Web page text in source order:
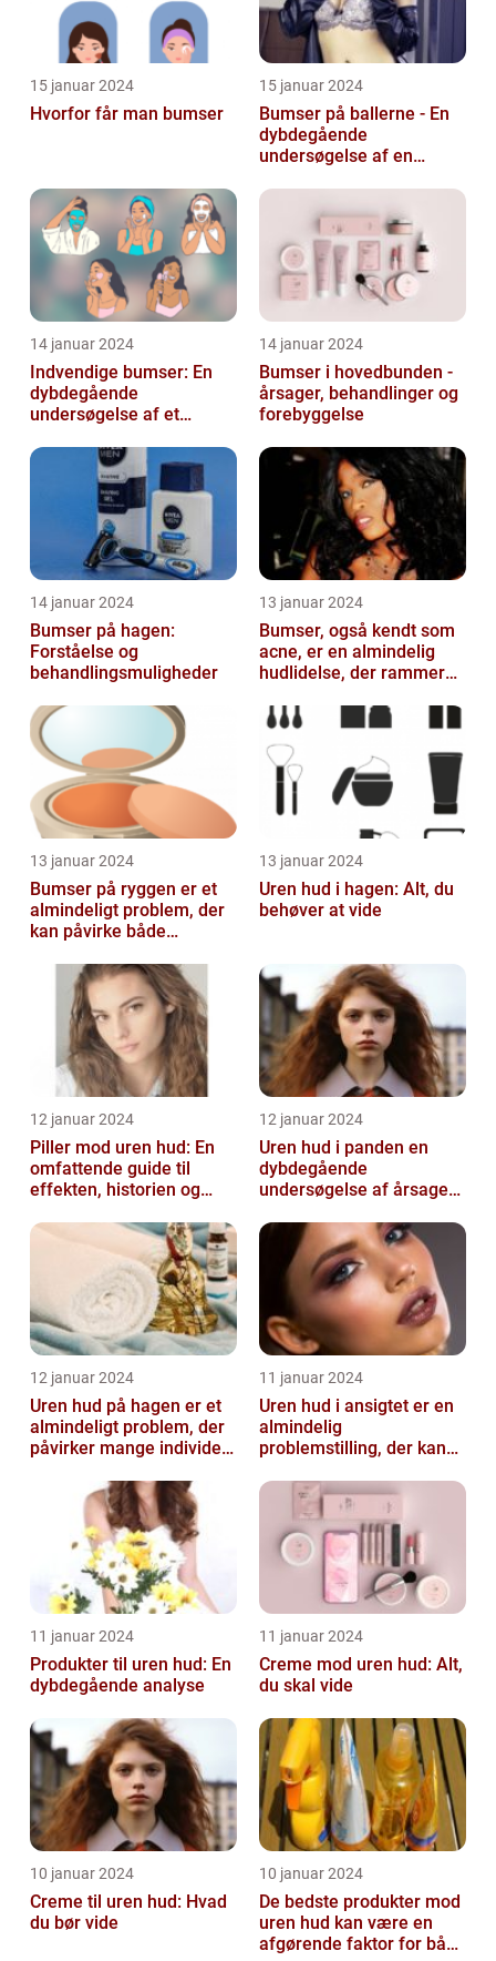
15 januar 2024
Hvorfor får man bumser
15 januar 2024
Bumser på ballerne - En
dybdegående
undersøgelse af en
14 januar 2024
Indvendige bumser: En
dybdegående
undersøgelse af et
frustrerende
skønhedsproblem
14 januar 2024
Bumser i hovedbunden -
årsager, behandlinger og
forebyggelse
14 januar 2024
Bumser på hagen:
Forståelse og
behandlingsmuligheder
13 januar 2024
Bumser, også kendt som
acne, er en almindelig
hudlidelse, der rammer
13 januar 2024
Bumser på ryggen er et
almindeligt problem, der
kan påvirke både
13 januar 2024
Uren hud i hagen: Alt, du
behøver at vide
12 januar 2024
Piller mod uren hud: En
omfattende guide til
effekten, historien og
12 januar 2024
Uren hud i panden en
dybdegående
undersøgelse af årsager
12 januar 2024
Uren hud på hagen er et
almindeligt problem, der
påvirker mange individer,
interesse...
11 januar 2024
Uren hud i ansigtet er en
almindelig
problemstilling, der kan
og voksne
11 januar 2024
Produkter til uren hud: En
dybdegående analyse
11 januar 2024
Creme mod uren hud: Alt,
du skal vide
10 januar 2024
Creme til uren hud: Hvad
du bør vide
10 januar 2024
De bedste produkter mod
uren hud kan være en
afgørende faktor for både